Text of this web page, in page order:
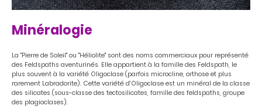
Minéralogie
La "Pierre de Soleil" ou "Héliolite" sont des noms commerciaux pour représenté
des Feldspaths aventurinés. Elle appartient à la famille des Feldspath, le
plus souvent à la variété Oligoclase (parfois microcline, orthose et plus
rarement Labradorite). Cette variété d'Oligoclase est un minéral de la classe
des silicates (sous-classe des tectosilicates, famille des feldspaths, groupe
des plagioclases).